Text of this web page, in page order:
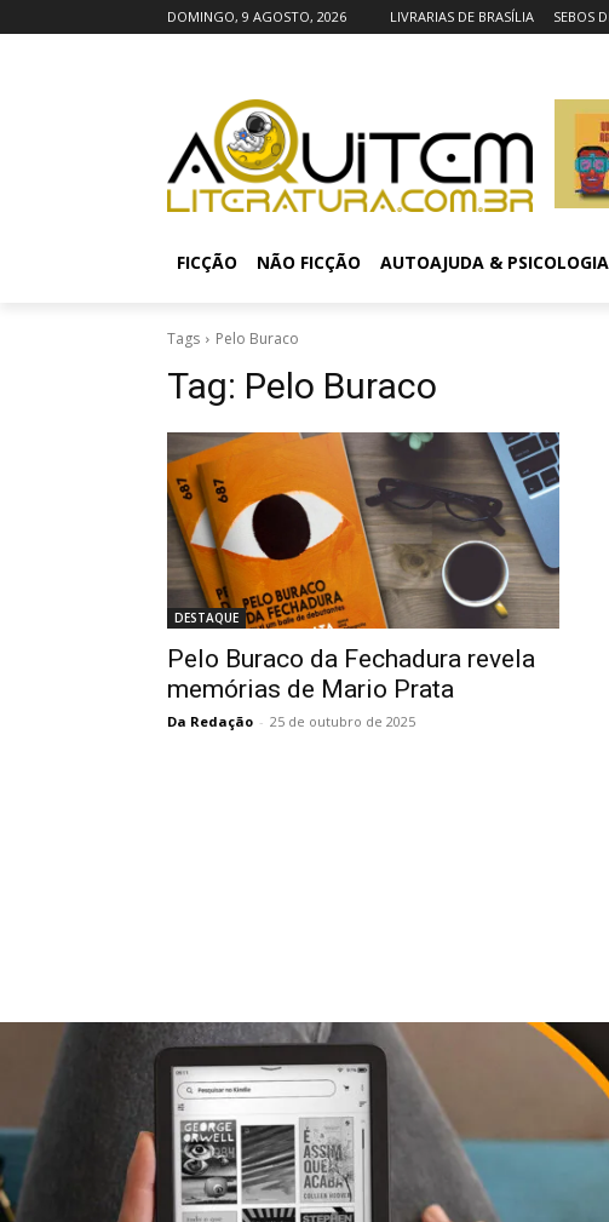
DOMINGO, 9 AGOSTO, 2026 LIVRARIAS DE BRASÍLIA SEBOS
FICÇÃO NÃO FICÇÃO AUTOAJUDA & PSICOLOGIA
Tags Pelo Buraco
Tag: Pelo Buraco
DESTAQUE
Pelo Buraco da Fechadura revela
memórias de Mario Prata
Da Redação - 25 de outubro de 2025